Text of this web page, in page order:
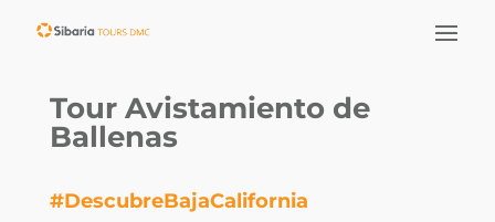
Tour Avistamiento de
Ballenas
#DescubreBajaCalifornia